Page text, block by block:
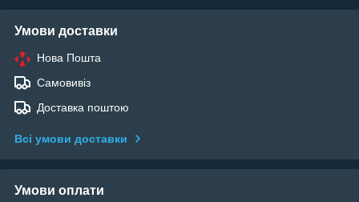
Умови доставки
Нова Пошта
Самовивіз
Доставка поштою
Всі умови доставки
Умови оплати